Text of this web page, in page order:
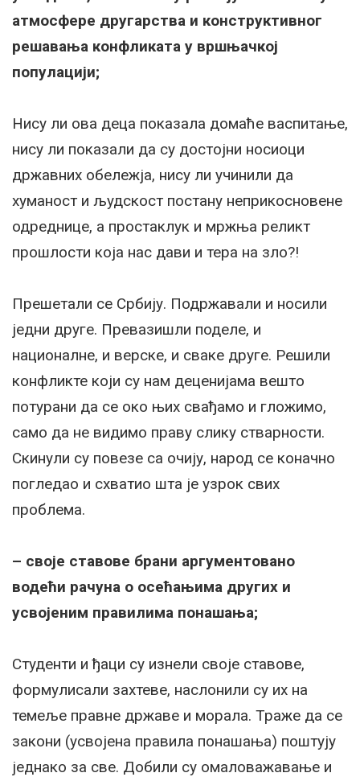
атмосфере другарства и конструктивног
решавања конфликата у вршњачкој
популацији;
Нису ли ова деца показала домаће васпитање,
нису ли показали да су достојни носиоци
државних обележја, нису ли учинили да
хуманост и људскост постану неприкосновене
одреднице, а простаклук и мржња реликт
прошлости која нас дави и тера на зло?!
Прешетали се Србију. Подржавали и носили
једни друге. Превазишли поделе, и
националне, и верске, и сваке друге. Решили
конфликте који су нам деценијама вешто
потурани да се око њих свађамо и гложимо,
само да не видимо праву слику стварности.
Скинули су повезе са очију, народ се коначно
погледао и схватио шта је узрок свих
проблема.
– своје ставове брани аргументовано
водећи рачуна о осећањима других и
усвојеним правилима понашања;
Студенти и ђаци су изнели своје ставове,
формулисали захтеве, наслонили су их на
темеље правне државе и морала. Траже да се
закони (усвојена правила понашања) поштују
једнако за све. Добили су омаловажавање и